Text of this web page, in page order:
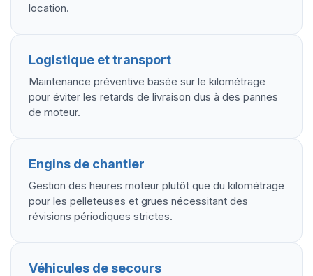
location.
Logistique et transport
Maintenance préventive basée sur le kilométrage
pour éviter les retards de livraison dus à des pannes
de moteur.
Engins de chantier
Gestion des heures moteur plutôt que du kilométrage
pour les pelleteuses et grues nécessitant des
révisions périodiques strictes.
Véhicules de secours